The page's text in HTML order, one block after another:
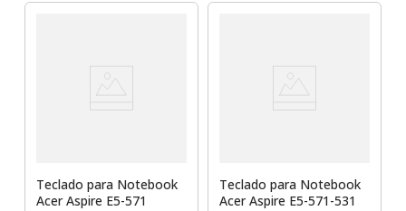
Teclado para Notebook
Acer Aspire E5-571
Teclado para Notebook
Acer Aspire E5-571-531